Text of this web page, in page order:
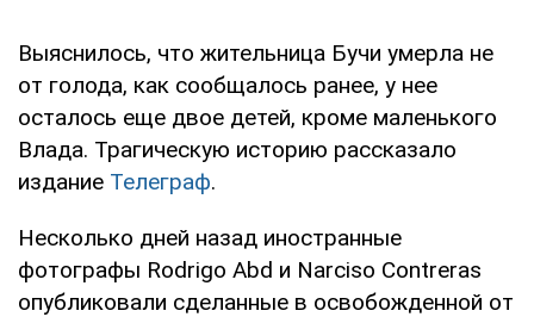
Выяснилось, что жительница Бучи умерла не
от голода, как сообщалось ранее, у нее
осталось еще двое детей, кроме маленького
Влада. Трагическую историю рассказало
издание Телеграф.
Несколько дней назад иностранные
фотографы Rodrigo Abd и Narciso Contreras
опубликовали сделанные в освобожденной от